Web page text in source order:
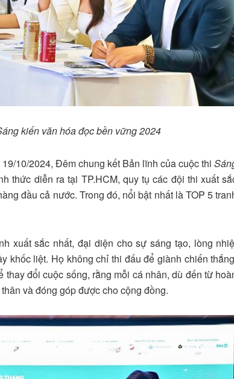
kiến văn hóa đọc bền vững 2024
10/2024, Đêm chung kết Bản lĩnh của cuộc thi
thức diễn ra tại TP.HCM, quy tụ các đội thi xuất
đầu cả nước. Trong đó, nổi bật nhất là TOP 5
xuất sắc nhất, đại diện cho sự sáng tạo, lòng
khốc liệt. Họ không chỉ thi đấu để giành chiến
đổi cuộc sống, rằng mỗi cá nhân, dù đến từ
và đóng góp được cho cộng đồng.